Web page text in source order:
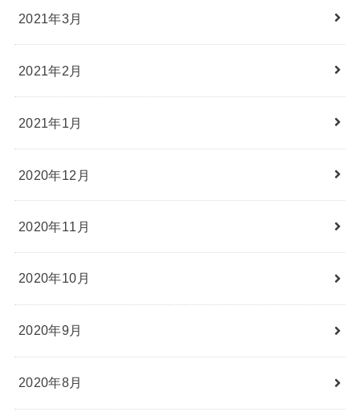
2021年3月
2021年2月
2021年1月
2020年12月
2020年11月
2020年10月
2020年9月
2020年8月